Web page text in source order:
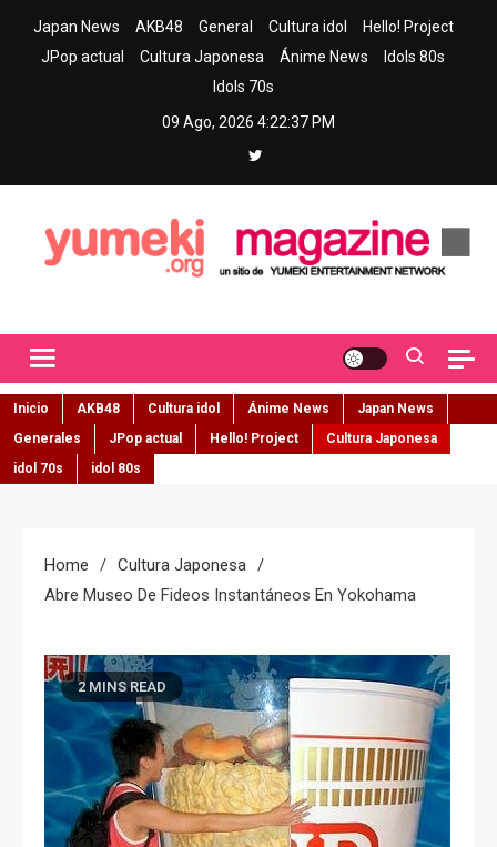
Japan News AKB48 General Cultura idol
Hello! Project
JPop actual
Cultura Japonesa Ánime News
Idols 80s
Idols 70s
09 Ago, 2026 4:22:39 PM
Inicio AKB48 Cultura idol Ánime News
Japan News
Generales
JPop actual Hello! Project
Cultura Japonesa
idol 70s
idol 80s
Home
Cultura Japonesa
Abre Museo De Fideos Instantáneos En Yokohama
2 MINS READ